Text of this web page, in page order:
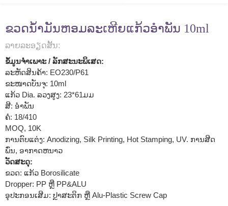
ຂວດນ້ໍາມັນຫອມລະເຫີຍແກ້ວອໍາພັນ 10ml
ລາຍ​ລະ​ອຽດ​ສັ້ນ​:
ຂໍ້ມູນຈໍາເພາະ / ລັກສະນະພິເສດ:
ລະຫັດສິນຄ້າ: EO230/P61
ຂະໜາດບັນຈຸ: 10ml
ແກ້ວ Dia. ລວງສູງ: 23*61ມມ
ສີ: ອໍາພັນ
ຄໍ: 18/410
MOQ, 10K
ການຕົບແຕ່ງ: Anodizing, Silk Printing, Hot Stamping, UV. ການສີດ
ພົ່ນ, ອາກາດຫນາວ
ວັດສະດຸ:
ຂວດ: ແກ້ວ Borosilicate
Dropper: PP ຫຼື PP&ALU
ອຸປະກອນເສີມ: ປຼາສະຕິກ ຫຼື Alu-Plastic Screw Cap